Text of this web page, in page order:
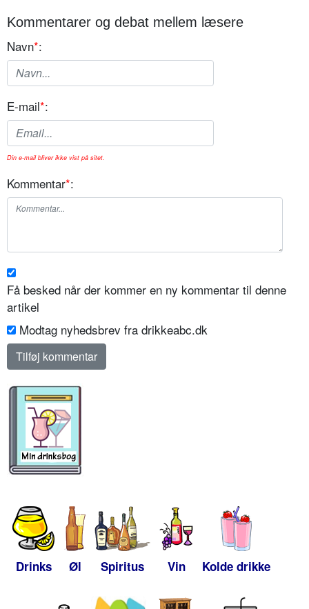
Kommentarer og debat mellem læsere
Navn*:
E-mail*:
Din e-mail bliver ikke vist på sitet.
Kommentar*:
Få besked når der kommer en ny kommentar til denne
artikel
Modtag nyhedsbrev fra drikkeabc.dk
Drinks Øl Spiritus Vin Kolde drikke